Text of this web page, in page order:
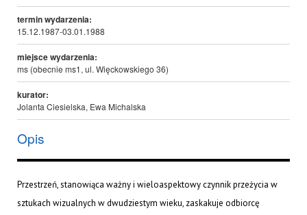
termin wydarzenia:
15.12.1987-03.01.1988
miejsce wydarzenia:
ms (obecnie ms1, ul. Więckowskiego 36)
kurator:
Jolanta Ciesielska, Ewa Michalska
Opis
Przestrzeń, stanowiąca ważny i wieloaspektowy czynnik przeżycia w
sztukach wizualnych w dwudziestym wieku, zaskakuje odbiorcę